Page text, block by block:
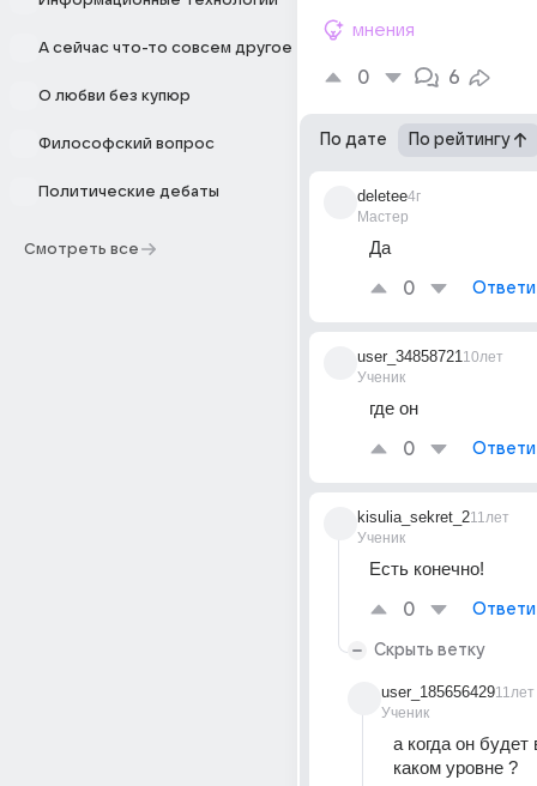
А сейчас что-то совсем другое
О любви без купюр
Философский вопрос
Политические дебаты
Смотреть все
мнения
0 6
По дате По рейтингу
deletee
Мастер
4г
Да
0
user_34858721
Ученик
10лет
где он
0
kisulia_sekret_2
Ученик
11лет
Есть конечно!
0
Скрыть ветку
user_185656429
Ученик
11лет
а когда он
каком уровне ?